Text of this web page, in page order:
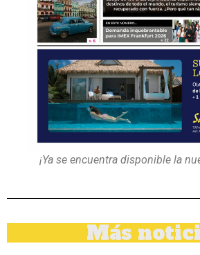
¡Ya se encuentra disponible la
Más